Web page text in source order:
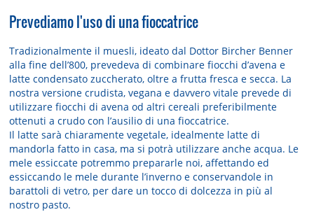
Prevediamo l'uso di una fioccatrice
Tradizionalmente il muesli, ideato dal Dottor Bircher Benner
alla fine dell’800, prevedeva di combinare fiocchi d’avena e
latte condensato zuccherato, oltre a frutta fresca e secca. La
nostra versione crudista, vegana e davvero vitale prevede di
utilizzare fiocchi di avena od altri cereali preferibilmente
ottenuti a crudo con l’ausilio di una fioccatrice.
Il latte sarà chiaramente vegetale, idealmente latte di
mandorla fatto in casa, ma si potrà utilizzare anche acqua. Le
mele essiccate potremmo prepararle noi, affettando ed
essiccando le mele durante l’inverno e conservandole in
barattoli di vetro, per dare un tocco di dolcezza in più al
nostro pasto.